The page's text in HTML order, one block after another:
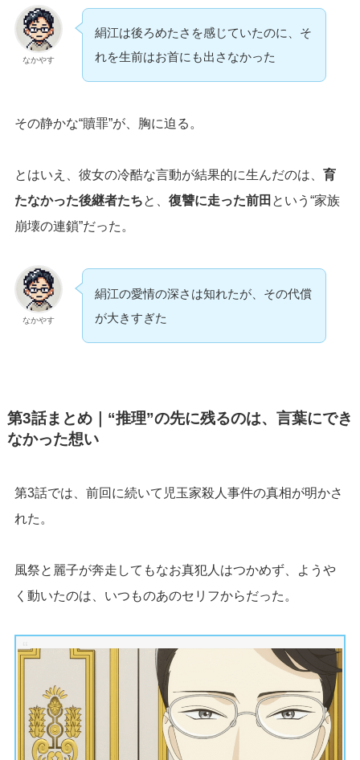
なかやす
絹江は後ろめたさを感じていたのに、そ
れを生前はお首にも出さなかった
その静かな“贖罪”が、胸に迫る。
とはいえ、彼女の冷酷な言動が結果的に生んだのは、 育
たなかった後継者たちと、 復讐に走った前田 という“家族
崩壊の連鎖”だった。
なかやす
絹江の愛情の深さは知れたが、その代償
が大きすぎた
第3話まとめ｜“推理”の先に残るのは、言葉にでき
なかった想い
第3話では、前回に続いて児玉家殺人事件の真相が明かさ
れた。
風祭と麗子が奔走してもなお真犯人はつかめず、ようや
く動いたのは、いつものあのセリフからだった。